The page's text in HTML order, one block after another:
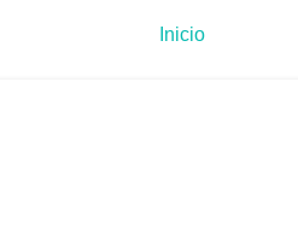
Inicio